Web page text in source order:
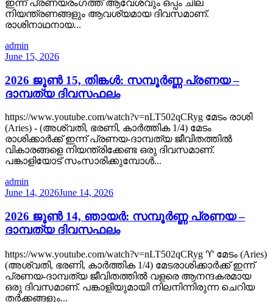
ഇന്ന് പ്രണയരംഗത്ത് ആവേശവും ഒപ്പം ചില
നിയന്ത്രണങ്ങളും ആവശ്യമായ ദിവസമാണ്.
രാശിനാഥനായ...
admin
June 15, 2026
2026 ജൂൺ 15, തിങ്കൾ: സമ്പൂർണ്ണ പ്രണയ –
ദാമ്പത്യ ദിവസഫലം
https://www.youtube.com/watch?v=nLT502qCRyg മേടം രാശി
(Aries) - (അശ്വതി, ഭരണി, കാർത്തിക 1/4) മേടം
രാശിക്കാർക്ക് ഇന്ന് പ്രണയ-ദാമ്പത്യ ജീവിതത്തിൽ
വികാരങ്ങളെ നിയന്ത്രിക്കേണ്ട ഒരു ദിവസമാണ്.
പങ്കാളിയോട് സംസാരിക്കുമ്പോൾ...
admin
June 14, 2026June 14, 2026
2026 ജൂൺ 14, ഞായർ: സമ്പൂർണ്ണ പ്രണയ –
ദാമ്പത്യ ദിവസഫലം
https://www.youtube.com/watch?v=nLT502qCRyg ♈ മേടം (Aries)
(അശ്വതി, ഭരണി, കാർത്തിക 1/4) മേടരാശിക്കാർക്ക് ഇന്ന്
പ്രണയ-ദാമ്പത്യ ജീവിതത്തിൽ വളരെ ആനന്ദകരമായ
ഒരു ദിവസമാണ്. പങ്കാളിയുമായി നിലനിന്നിരുന്ന ചെറിയ
തർക്കങ്ങളും...